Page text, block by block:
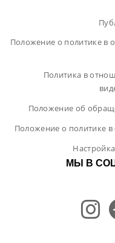
Положение о политике в
Политика в
Положение об
Положение о политике
МЫ В